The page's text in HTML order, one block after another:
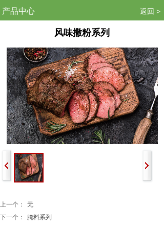
产品中心 返回 >
风味撒粉系列
上一个：
无
下一个：
腌料系列